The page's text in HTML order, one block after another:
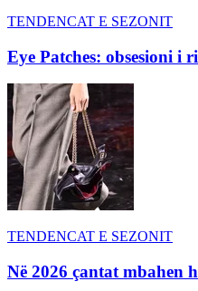
TENDENCAT E SEZONIT
Eye Patches: obsesioni i
TENDENCAT E SEZONIT
Në 2026 çantat mbahen